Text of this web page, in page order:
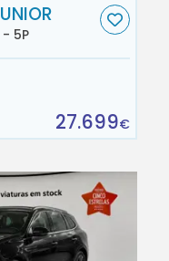
- 5P
27.699€